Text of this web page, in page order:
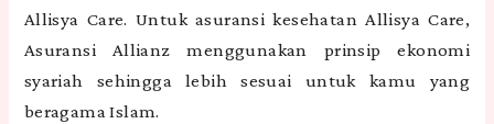
Allisya Care. Untuk asuransi kesehatan Allisya Care,
Asuransi Allianz menggunakan prinsip ekonomi
syariah sehingga lebih sesuai untuk kamu yang
beragama Islam.